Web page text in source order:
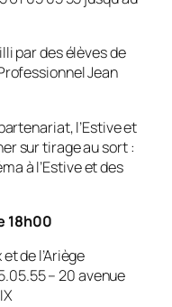
par des élèves de
Jean
l’Estive et
sur tirage au sort :
à l’Estive et des
18h00
de l’Ariège
– 20 avenue